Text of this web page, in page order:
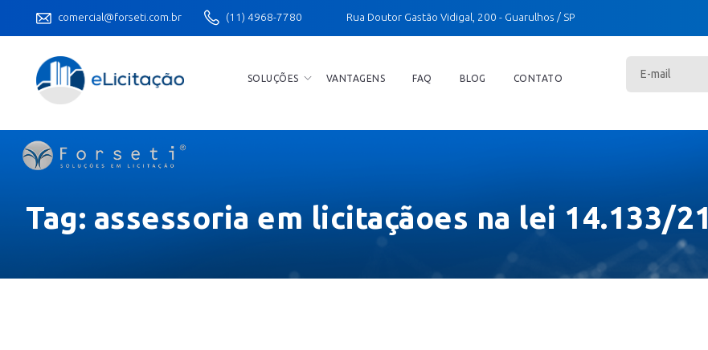
comercial@forseti.com.br (11) 4968-7780 Rua Doutor Gastão Vidigal, 200 - Guarulhos / SP
SOLUÇÕES VANTAGENS FAQ BLOG CONTATO
Tag: assessoria em licitaçãoes na lei 14.133/21